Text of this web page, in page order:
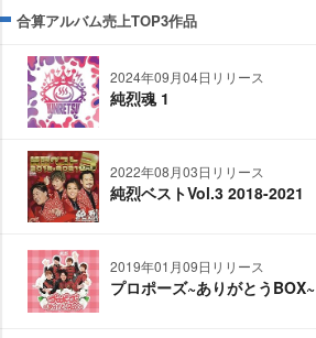
合算アルバム売上TOP3作品
2024年09月04日リリース
純烈魂 1
2022年08月03日リリース
純烈ベストVol.3 2018-2021
2019年01月09日リリース
プロポーズ~ありがとうBOX~